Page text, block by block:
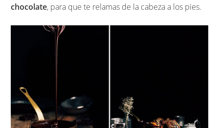
chocolate, para que te relamas de la cabeza a los pies.